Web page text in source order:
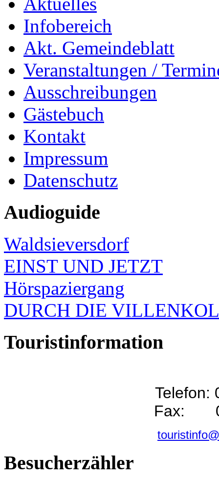
Infobereich
Akt. Gemeindeblatt
Veranstaltungen /
Ausschreibungen
Gästebuch
Kontakt
Impressum
Datenschutz
Audioguide
Waldsieversdorf
EINST UND JETZT
Hörspaziergang
DURCH DIE
Touristinformation
Telefon:
Fax:
Besucherzähler